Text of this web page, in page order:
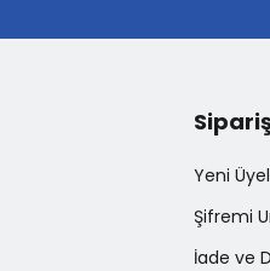
GönderYeni
Şifremi
İade ve